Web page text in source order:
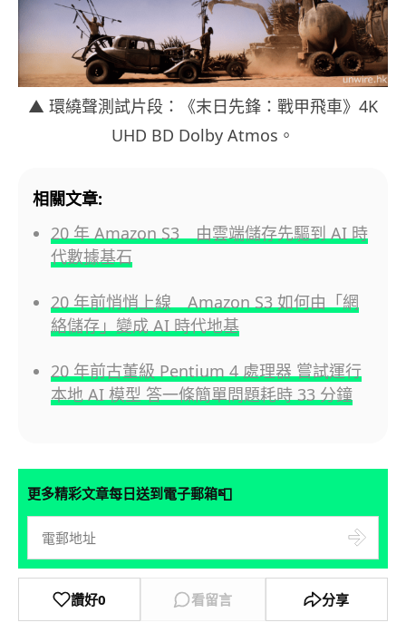
▲ 環繞聲測試片段：《末日先鋒：戰甲飛車》4K
UHD BD Dolby Atmos。
相關文章:
20 年 Amazon S3 由雲端儲存先驅到 AI 時
代數據基石
20 年前悄悄上線 Amazon S3 如何由「網
絡儲存」變成 AI 時代地基
20 年前古董級 Pentium 4 處理器 嘗試運行
本地 AI 模型 答一條簡單問題耗時 33 分鐘
更多精彩文章每日送到電子郵箱📮
讚好0 看留言 分享